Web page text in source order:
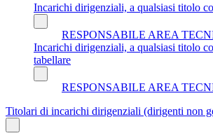
Incarichi dirigenziali, a qualsiasi titolo
RESPONSABILE AREA
Incarichi dirigenziali, a qualsiasi titolo
tabellare
RESPONSABILE AREA
Titolari di incarichi dirigenziali (dirigenti non